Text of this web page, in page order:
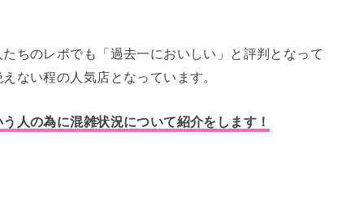
ちのレポでも「過去一においしい」と評判となって
ない程の人気店となっています。
人の為に混雑状況について紹介をします！